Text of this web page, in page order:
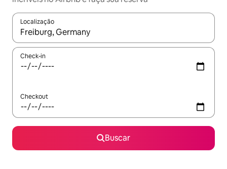
Localização
Quando os resultados estiverem disponíveis, explore-os
Check-in
Checkout
Buscar